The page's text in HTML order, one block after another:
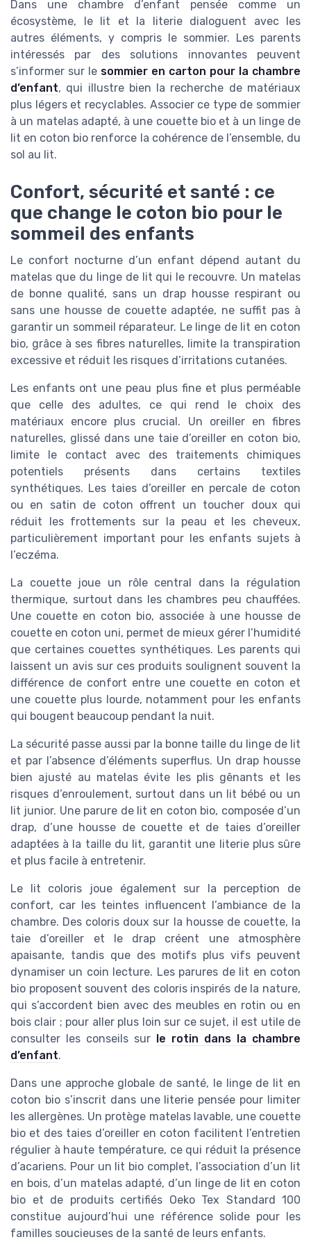
Dans une chambre d’enfant pensée comme un
écosystème, le lit et la literie dialoguent avec les
autres éléments, y compris le sommier. Les parents
intéressés par des solutions innovantes peuvent
s’informer sur le sommier en carton pour la chambre
d’enfant, qui illustre bien la recherche de matériaux
plus légers et recyclables. Associer ce type de sommier
à un matelas adapté, à une couette bio et à un linge de
lit en coton bio renforce la cohérence de l’ensemble, du
sol au lit.
Confort, sécurité et santé : ce
que change le coton bio pour le
sommeil des enfants
Le confort nocturne d’un enfant dépend autant du
matelas que du linge de lit qui le recouvre. Un matelas
de bonne qualité, sans un drap housse respirant ou
sans une housse de couette adaptée, ne suffit pas à
garantir un sommeil réparateur. Le linge de lit en coton
bio, grâce à ses fibres naturelles, limite la transpiration
excessive et réduit les risques d’irritations cutanées.
Les enfants ont une peau plus fine et plus perméable
que celle des adultes, ce qui rend le choix des
matériaux encore plus crucial. Un oreiller en fibres
naturelles, glissé dans une taie d’oreiller en coton bio,
limite le contact avec des traitements chimiques
potentiels présents dans certains textiles
synthétiques. Les taies d’oreiller en percale de coton
ou en satin de coton offrent un toucher doux qui
réduit les frottements sur la peau et les cheveux,
particulièrement important pour les enfants sujets à
l’eczéma.
La couette joue un rôle central dans la régulation
thermique, surtout dans les chambres peu chauffées.
Une couette en coton bio, associée à une housse de
couette en coton uni, permet de mieux gérer l’humidité
que certaines couettes synthétiques. Les parents qui
laissent un avis sur ces produits soulignent souvent la
différence de confort entre une couette en coton et
une couette plus lourde, notamment pour les enfants
qui bougent beaucoup pendant la nuit.
La sécurité passe aussi par la bonne taille du linge de lit
et par l’absence d’éléments superflus. Un drap housse
bien ajusté au matelas évite les plis gênants et les
risques d’enroulement, surtout dans un lit bébé ou un
lit junior. Une parure de lit en coton bio, composée d’un
drap, d’une housse de couette et de taies d’oreiller
adaptées à la taille du lit, garantit une literie plus sûre
et plus facile à entretenir.
Le lit coloris joue également sur la perception de
confort, car les teintes influencent l’ambiance de la
chambre. Des coloris doux sur la housse de couette, la
taie d’oreiller et le drap créent une atmosphère
apaisante, tandis que des motifs plus vifs peuvent
dynamiser un coin lecture. Les parures de lit en coton
bio proposent souvent des coloris inspirés de la nature,
qui s’accordent bien avec des meubles en rotin ou en
bois clair ; pour aller plus loin sur ce sujet, il est utile de
consulter les conseils sur
le rotin dans la chambre
d’enfant.
Dans une approche globale de santé, le linge de lit en
coton bio s’inscrit dans une literie pensée pour limiter
les allergènes. Un protège matelas lavable, une couette
bio et des taies d’oreiller en coton facilitent l’entretien
régulier à haute température, ce qui réduit la présence
d’acariens. Pour un lit bio complet, l’association d’un lit
en bois, d’un matelas adapté, d’un linge de lit en coton
bio et de produits certifiés Oeko Tex Standard 100
constitue aujourd’hui une référence solide pour les
familles soucieuses de la santé de leurs enfants.